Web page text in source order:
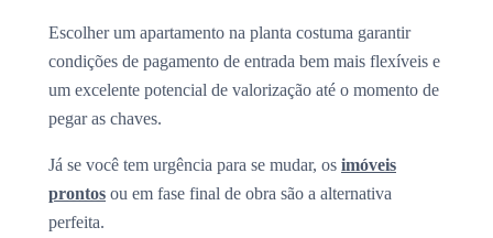
Escolher um apartamento na planta costuma garantir
condições de pagamento de entrada bem mais flexíveis e
um excelente potencial de valorização até o momento de
pegar as chaves.
Já se você tem urgência para se mudar, os imóveis
prontos ou em fase final de obra são a alternativa
perfeita.